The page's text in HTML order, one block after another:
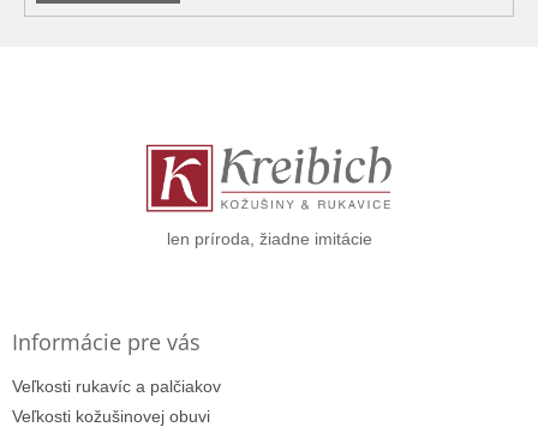
len príroda, žiadne imitácie
Informácie pre vás
Veľkosti rukavíc a palčiakov
Veľkosti kožušinovej obuvi